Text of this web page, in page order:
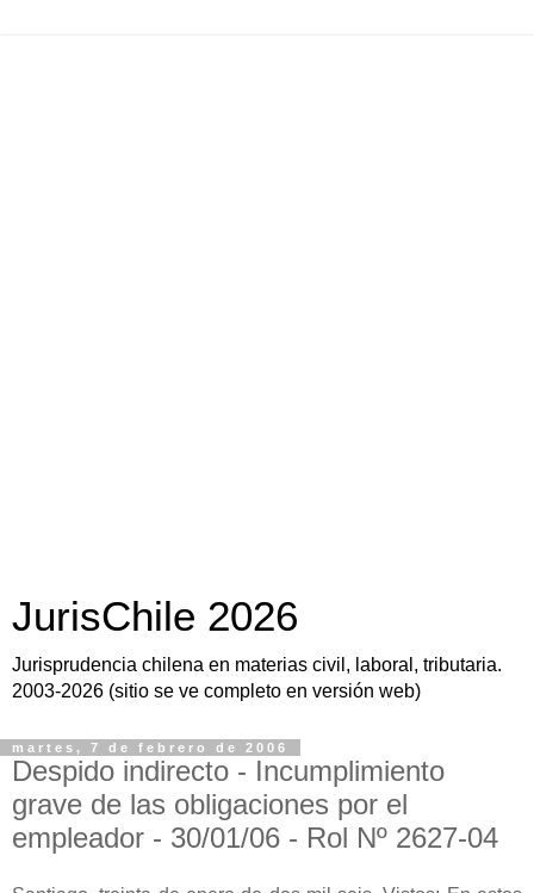
JurisChile 2026
Jurisprudencia chilena en materias civil, laboral, tributaria.
2003-2026 (sitio se ve completo en versión web)
martes, 7 de febrero de 2006
Despido indirecto - Incumplimiento
grave de las obligaciones por el
empleador - 30/01/06 - Rol Nº 2627-04